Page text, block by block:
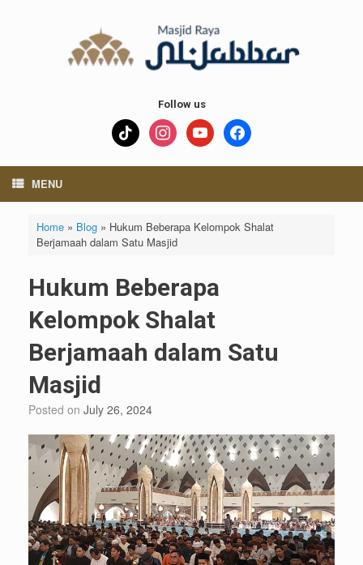
Follow us
tiktok instagramyoutube facebook
MENU
Home» Blog» Hukum Beberapa Kelompok Shalat
Berjamaah dalam Satu Masjid
Hukum Beberapa
Kelompok Shalat
Berjamaah dalam Satu
Masjid
Posted on July 26, 2024